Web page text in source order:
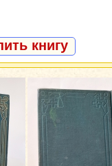
книгу